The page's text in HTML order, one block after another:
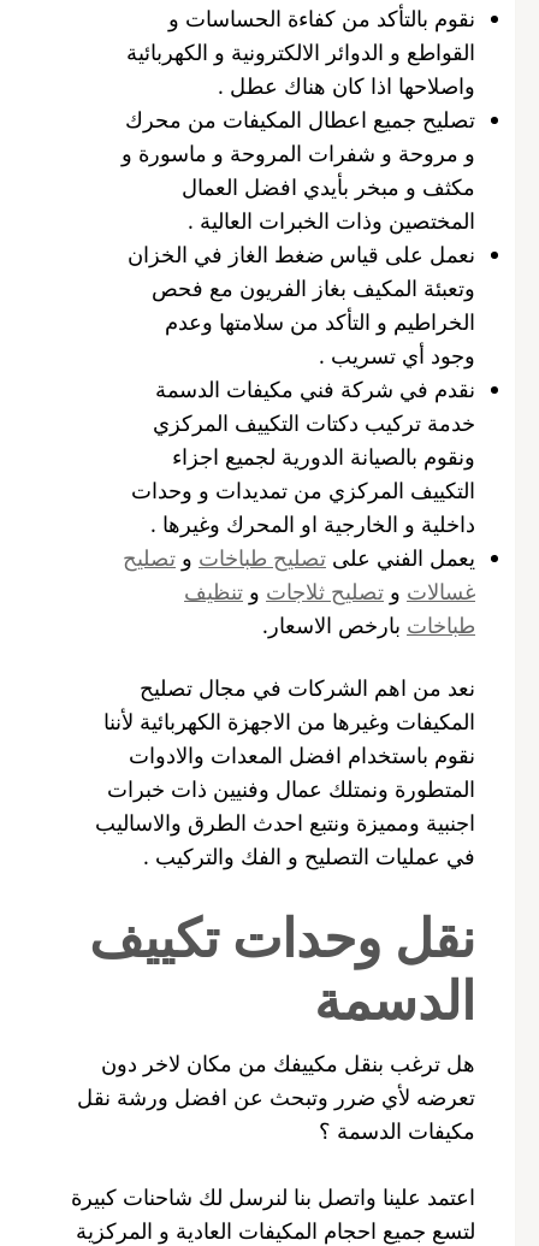
نقوم بالتأكد من كفاءة الحساسات و
القواطع و الدوائر الالكترونية و الكهربائية
واصلاحها اذا كان هناك عطل .
تصليح جميع اعطال المكيفات من محرك
و مروحة و شفرات المروحة و ماسورة و
مكثف و مبخر بأيدي افضل العمال
المختصين وذات الخبرات العالية .
نعمل على قياس ضغط الغاز في الخزان
وتعبئة المكيف بغاز الفريون مع فحص
الخراطيم و التأكد من سلامتها وعدم
وجود أي تسريب .
نقدم في شركة فني مكيفات الدسمة
خدمة تركيب دكتات التكييف المركزي
ونقوم بالصيانة الدورية لجميع اجزاء
التكييف المركزي من تمديدات و وحدات
داخلية و الخارجية او المحرك وغيرها .
يعمل الفني على تصليح طباخات و تصليح
غسالات و تصليح ثلاجات و تنظيف
طباخات بارخص الاسعار.
نعد من اهم الشركات في مجال تصليح
المكيفات وغيرها من الاجهزة الكهربائية لأننا
نقوم باستخدام افضل المعدات والادوات
المتطورة ونمتلك عمال وفنيين ذات خبرات
اجنبية ومميزة ونتبع احدث الطرق والاساليب
في عمليات التصليح و الفك والتركيب .
نقل وحدات تكييف
الدسمة
هل ترغب بنقل مكييفك من مكان لاخر دون
تعرضه لأي ضرر وتبحث عن افضل ورشة نقل
مكيفات الدسمة ؟
اعتمد علينا واتصل بنا لنرسل لك شاحنات كبيرة
لتسع جميع احجام المكيفات العادية و المركزية